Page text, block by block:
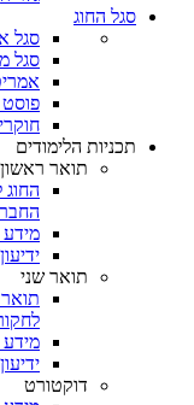
סגל החוג
סגל
סגל
פוסט
תכניות הלימודים
תואר ראשון
החוג
מידע
ידיעון
תואר שני
תואר
מידע
ידיעון
דוקטורט